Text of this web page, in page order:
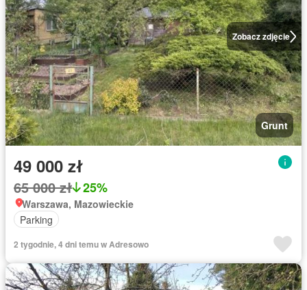
Zobacz zdjęcie
Grunt
49 000 zł
65 000 zł 25%
Warszawa, Mazowieckie
Parking
2 tygodnie, 4 dni temu w Adresowo